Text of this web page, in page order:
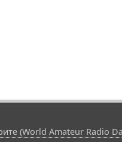
(World Amateur Radio